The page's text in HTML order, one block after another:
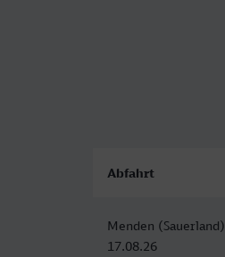
Abfahrt
Menden (Sauerland)
17.08.26